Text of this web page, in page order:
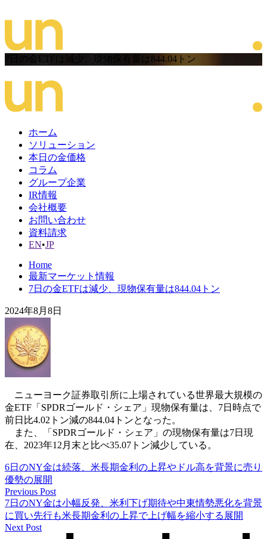
7日の金ETFは減少、現物保有量は844.04トン
ホーム
ソリューション
本日の金価格
コラム
グループ企業
IR情報
会社概要
お問い合わせ
資料請求
EN•JP
Home
最新マーケット情報
7日の金ETFは減少、現物保有量は844.04トン
2024年8月8日
ニューヨーク証券取引所に上場されている世界最大規模の
金ETF「SPDRゴールド・シェア」現物保有量は、7日時点で
前日比4.02トン減の844.04トンとなった。
また、「SPDRゴールド・シェア」の現物保有量は7日現
在、2023年12月末と比べ35.07トン減少している。
6日のNY金は続落、米長期金利の上昇やドル高を背景に売り
優勢の展開
Previous Post
7日のNY金は小幅反発、米利下げ期待や中東情勢悪化を背景
に買い先行も米長期金利の上昇で上げ幅を縮小する展開
Next Post